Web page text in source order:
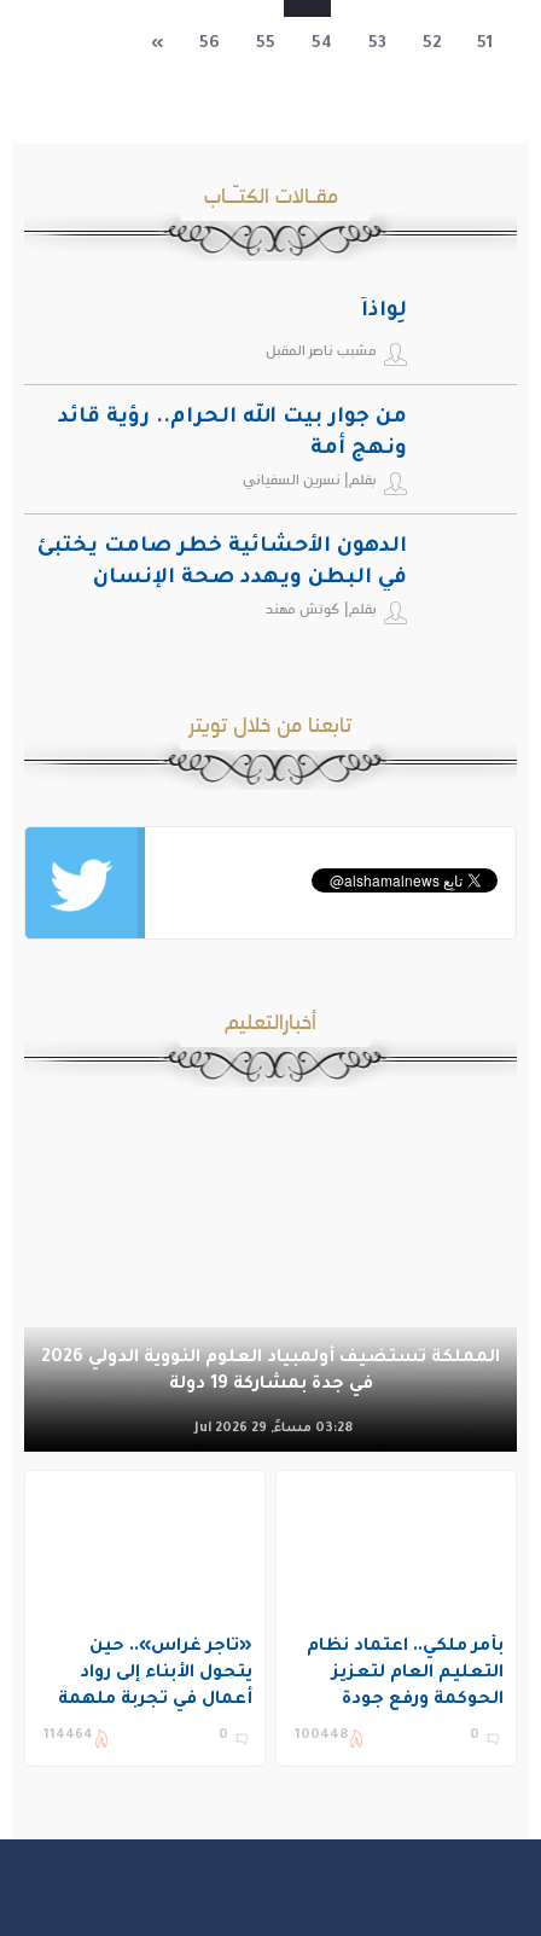
51
52
53
54
55
56
»
مقـالات الكتـّـاب
لِواذاً
مشبب ناصر المقبل
من جوار بيت الله الحرام.. رؤية قائد
ونهج أمة
بقلم| نسرين السفياني
الدهون الأحشائية خطر صامت يختبئ
في البطن ويهدد صحة الإنسان
بقلم| كوتش مهند
تابعنا من خلال تويتر
أخبارالتعليم
المملكة تستضيف أولمبياد العلوم النووية الدولي 2026
في جدة بمشاركة 19 دولة
03:28 مساءً, 29 Jul 2026
بأمر ملكي.. اعتماد نظام
التعليم العام لتعزيز
الحوكمة ورفع جودة
التعليم في المملكة
0
100448
«تاجر غراس».. حين
يتحول الأبناء إلى رواد
أعمال في تجربة ملهمة
بنادي غراس الصيفي
0
114464